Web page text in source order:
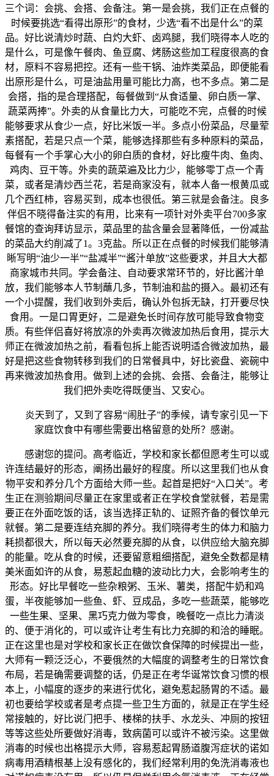
三个词：会挑、会搭、会备注。第一是会挑，我们正在点餐的
时候要挑选“看得出原形”的食材，少选“看不出是什么”的菜
品。好比说清炒时蔬、白灼大虾、卤鸡腿，我们晓得本人吃的
是什么，可是像午餐肉、鱼豆腐、烤肠这些加工程度很高的食
材，原料不容易把控。还有一些干锅、油炸类菜品，即便能看
出原形是什么，可是油盐用量可能比力高，也不多点。第二是
会搭，指的是合理搭配，每餐做到“从食适量、卵白质一掌、
蔬菜两捧”。外卖的从食量比力大，可能吃不完，点餐的时候
能够要求从食少一点，好比米饭一半。多点小份菜品，尽量荤
素搭配，若是只点一个菜，能够选择那些有多种原料的菜品，
每餐有一个手掌心大小的卵白质的食材，好比瘦牛肉、鱼肉、
鸡肉、豆干等。外卖的蔬菜遍及比力少，能够零丁点一个青
菜，或者是清炒西兰花，若是商家没有，就本人备一根黄瓜或
几个西红柿，容易买到，成本也很低。第三就是会备注。良多
伴侣不晓得备注实的有用，比来有一项针对外卖平台700多家
餐馆的查询拜访显示，菜品里的盐含量会显著降低，一份减盐
的菜品大约削减了1。3克盐。所以正在点餐的时候我们能够清
晰写明“油少一半”“盐减半”“酱汁单放”这些要求，并且大大都
商家城市共同。学会备注、自动要求常环节的，好比酱汁单
放，我们能够本人节制蘸几多，节制油和盐的摄入。最初还有
一个小提醒，我们收到外卖后，确认外包拆无缺，打开要尽快
食用。一是口胃更好，二是避免长时间存放可能导致食物变
质。有些伴侣喜好将放凉的外卖再次微波加热后食用，提示大
师正在微波加热之前，看看包拆上能否说明适合微波加热，最
好是把这些食物转移到我们的日常餐具中，好比瓷盘、瓷碗中
再来微波加热食用。做到上述的会挑、会搭、会备注，能够让
我们把外卖吃得既便当、又安心。
炎天到了，又到了容易“闹肚子”的季候，请专家引见一下
家庭饮食中有哪些需要出格留意的处所？感谢。
感谢您的提问。高考临近，学校和家长都但愿考生可以或
许连结最好的形态，阐扬出最好的程度。所以这里我们也从食
物平安和养分几个方面给大师一些。起首是把好“入口关”。考
生正在测验期间尽量正在家里或者正在学校食堂就餐，若是需
要正在外面吃饭的话，该当选择正轨的、证照齐备的餐饮单元
就餐。第二是要连结充脚的养分。我们晓得考生的体力和脑力
耗损都很大，所以每天必然要充脚的从食，以供应给大脑充脚
的能量。吃从食的时候，还要留意粗细搭配，避免全数都是精
美米面如许的从食，易惹起血糖的波动比力大，会影响考生的
形态。好比早餐吃一些杂粮粥、玉米、薯类，搭配牛奶和鸡
蛋，半夜能够加一些鱼、虾、豆成品，多吃一些蔬菜，能够吃
一些生果、坚果、黑巧克力做为零食，晚餐吃一点比力清淡
的、便于消化的，可以或许让考生有比力充脚的和洽的睡眠。
正在这里也是对学校和家长正在做饮食保障的时候提出一些，
大师有一颗泛泛心，不要俄然的大幅度的调整考生的日常饮食
布局，若是确需要调整的话，仍是正在考华诞常饮食习惯的根
本上，小幅度的逐步的来进行优化，避免惹起肠胃的不适。最
初也要给学校或者是考点提一些卫生方面的，就是正在学生经
常接触的，好比说门把手、楼梯的扶手、水龙头、冲厕的按钮
等等这些处所要做好消毒，致病菌可以或许不被污染。这里做
消毒的时候也出格提示大师，容易惹起胃肠道腹泻症状的诺如
病毒用酒精根基上没有感化的，我们经常利用的免洗消毒液也